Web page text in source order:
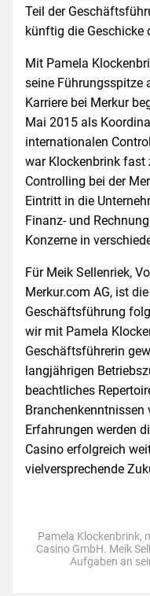
Pamela Klockenbrink,
Casino GmbH. Meik
Aufgaben an
Teil der
künftig die Geschicke
Mit Pamela
seine Führungsspitze
Karriere bei Merkur
Mai 2015 als
internationalen
war Klockenbrink fast
Controlling bei der
Eintritt in die
Finanz- und
Konzerne in
Für Meik Sellenriek,
Merkur.com AG, ist
Geschäftsführung
wir mit Pamela
Geschäftsführerin
langjährigen
beachtliches
Erfahrungen werden
Casino erfolgreich
vielversprechende